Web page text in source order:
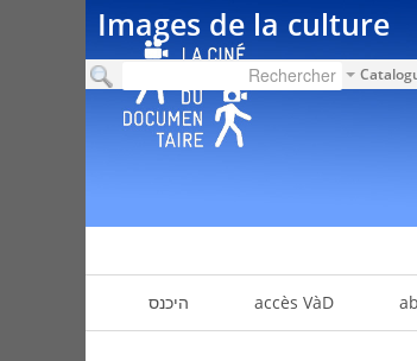
Images de la culture
accès VàD היכנס